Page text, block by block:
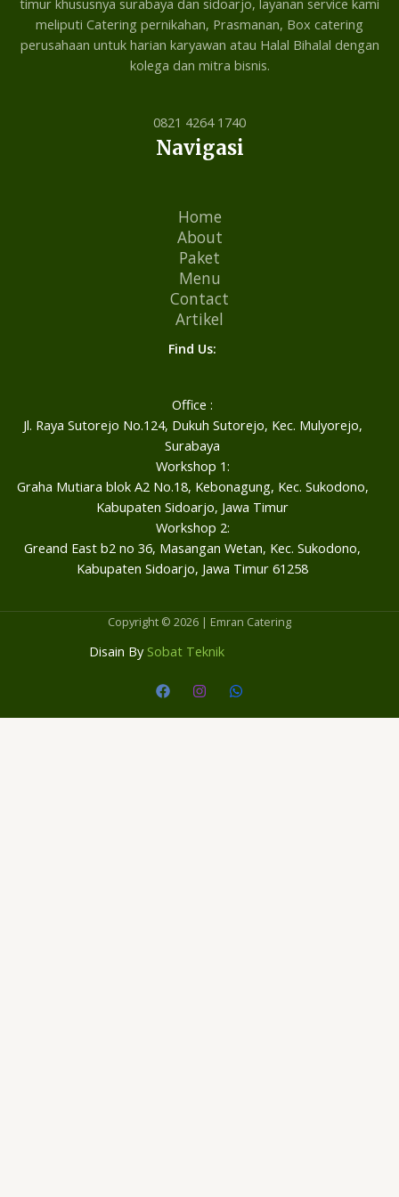
timur khususnya surabaya dan sidoarjo, layanan service kami
meliputi Catering pernikahan, Prasmanan, Box catering
perusahaan untuk harian karyawan atau Halal Bihalal dengan
kolega dan mitra bisnis.
0821 4264 1740
Navigasi
Home
About
Paket
Menu
Contact
Artikel
Find Us:
Office :
Jl. Raya Sutorejo No.124, Dukuh Sutorejo, Kec. Mulyorejo,
Surabaya
Workshop 1:
Graha Mutiara blok A2 No.18, Kebonagung, Kec. Sukodono,
Kabupaten Sidoarjo, Jawa Timur
Workshop 2:
Greand East b2 no 36, Masangan Wetan, Kec. Sukodono,
Kabupaten Sidoarjo, Jawa Timur 61258
Copyright © 2026 | Emran Catering
Disain By Sobat Teknik